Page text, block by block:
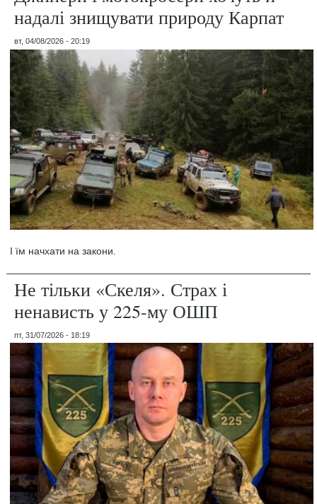
надалі знищувати природу Карпат
вт, 04/08/2026 - 20:19
І їм начхати на закони.
Не тільки «Скеля». Страх і
ненависть у 225-му ОШП
пт, 31/07/2026 - 18:19